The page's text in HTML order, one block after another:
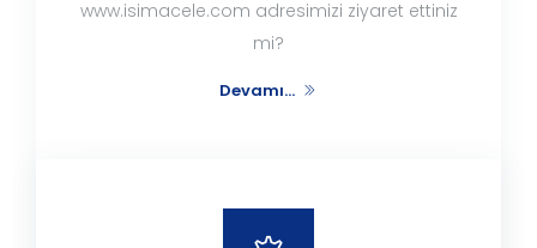
www.isimacele.com adresimizi ziyaret ettiniz
mi?
Devamı...